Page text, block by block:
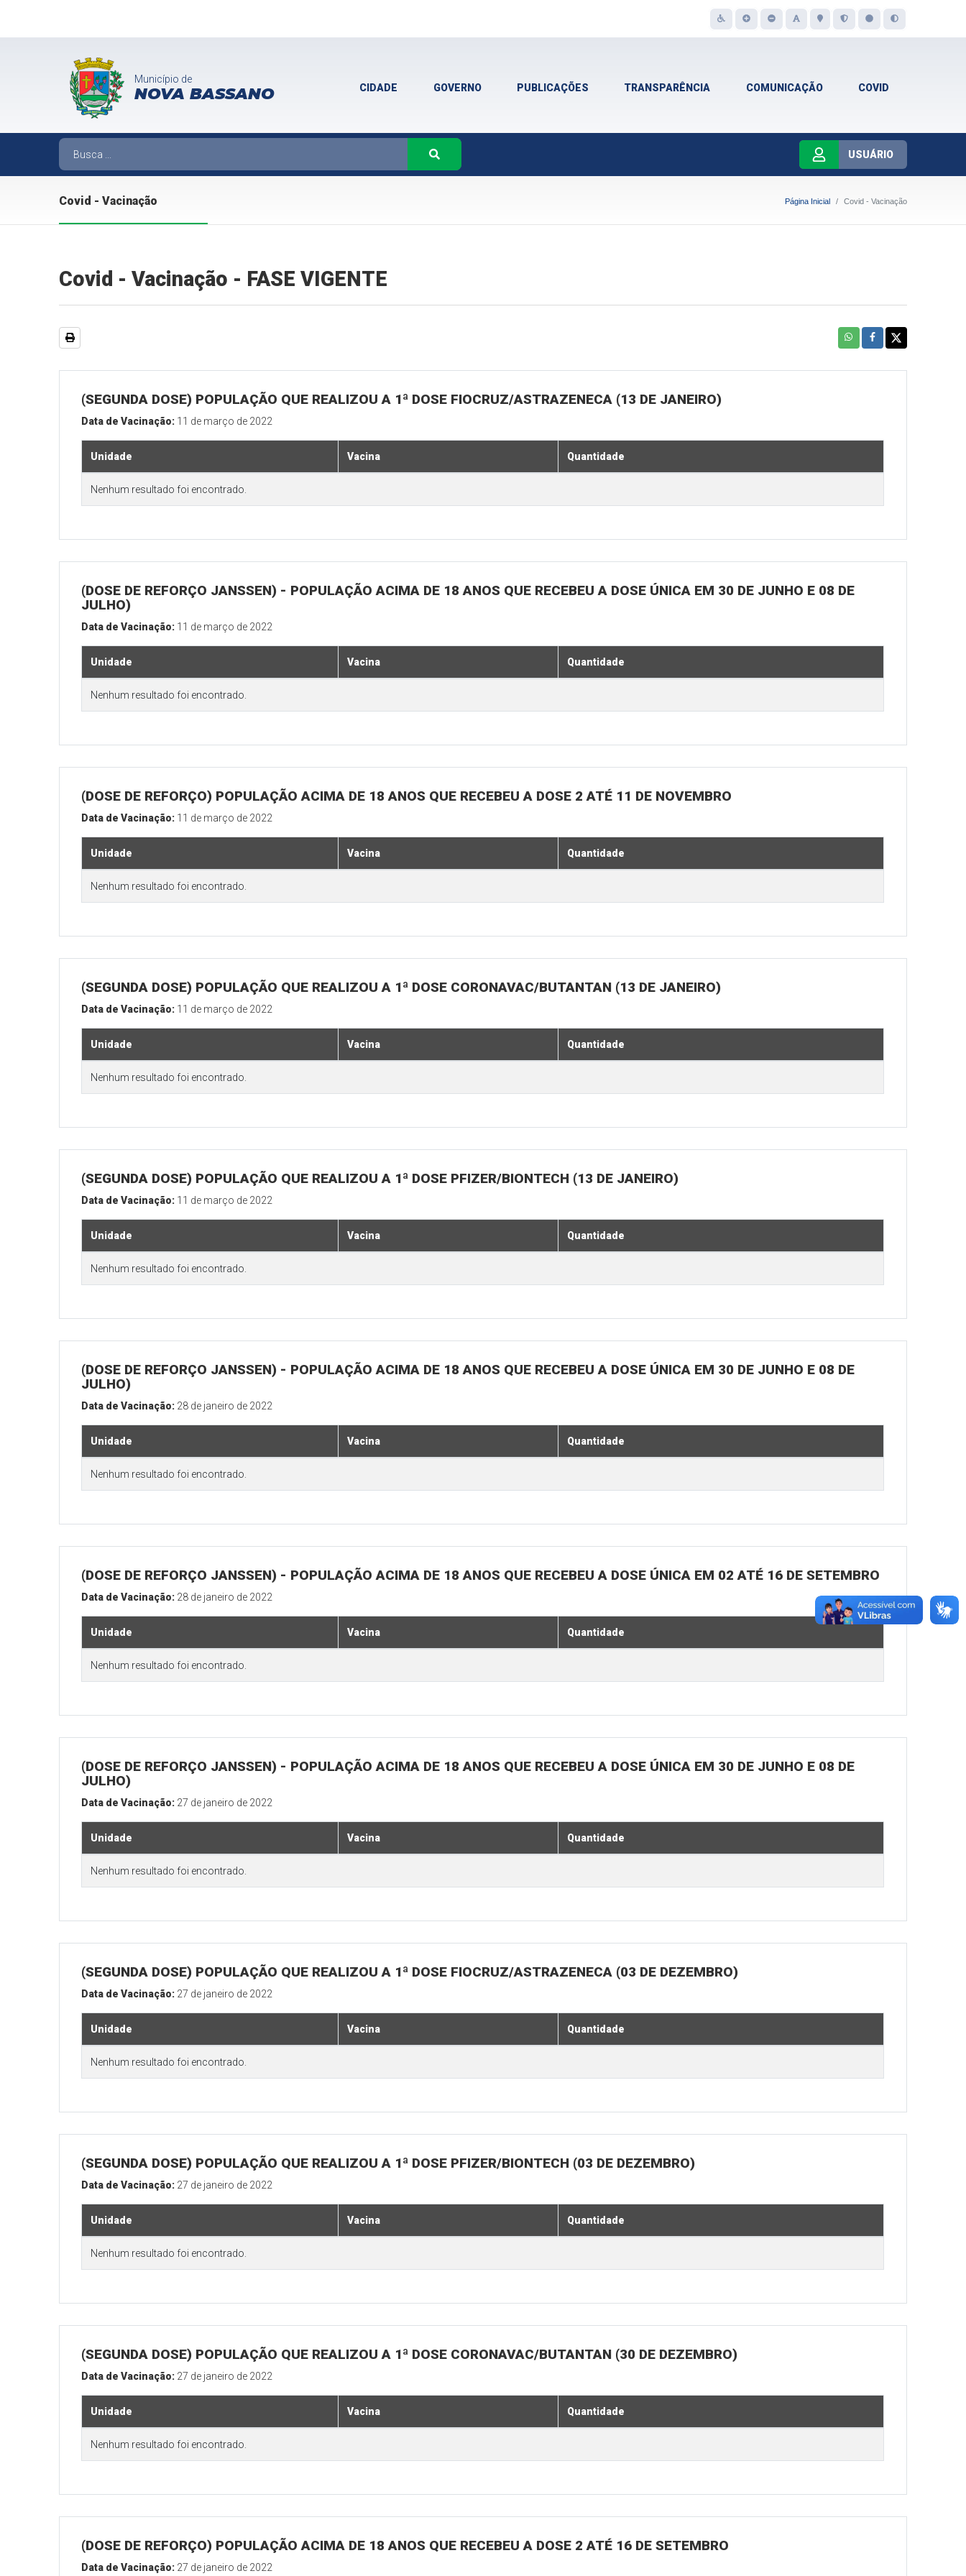
Município de
NOVA BASSANO CIDADE GOVERNO PUBLICAÇÕES TRANSPARÊNCIA COMUNICAÇÃO COVID
USUÁRIO
Covid - Vacinação Página Inicial Covid - Vacinação
Covid - Vacinação - FASE VIGENTE
(SEGUNDA DOSE) POPULAÇÃO QUE REALIZOU A 1ª DOSE FIOCRUZ/ASTRAZENECA (13 DE JANEIRO)
Data de Vacinação: 11 de março de 2022
Unidade Vacina Quantidade
Nenhum resultado foi encontrado.
(DOSE DE REFORÇO JANSSEN) - POPULAÇÃO ACIMA DE 18 ANOS QUE RECEBEU A DOSE ÚNICA EM 30 DE JUNHO E 08 DE
JULHO)
Data de Vacinação: 11 de março de 2022
Unidade Vacina Quantidade
Nenhum resultado foi encontrado.
(DOSE DE REFORÇO) POPULAÇÃO ACIMA DE 18 ANOS QUE RECEBEU A DOSE 2 ATÉ 11 DE NOVEMBRO
Data de Vacinação: 11 de março de 2022
Unidade Vacina Quantidade
Nenhum resultado foi encontrado.
(SEGUNDA DOSE) POPULAÇÃO QUE REALIZOU A 1ª DOSE CORONAVAC/BUTANTAN (13 DE JANEIRO)
Data de Vacinação: 11 de março de 2022
Unidade Vacina Quantidade
Nenhum resultado foi encontrado.
(SEGUNDA DOSE) POPULAÇÃO QUE REALIZOU A 1ª DOSE PFIZER/BIONTECH (13 DE JANEIRO)
Data de Vacinação: 11 de março de 2022
Unidade Vacina Quantidade
Nenhum resultado foi encontrado.
(DOSE DE REFORÇO JANSSEN) - POPULAÇÃO ACIMA DE 18 ANOS QUE RECEBEU A DOSE ÚNICA EM 30 DE JUNHO E 08 DE
JULHO)
Data de Vacinação: 28 de janeiro de 2022
Unidade Vacina Quantidade
Nenhum resultado foi encontrado.
(DOSE DE REFORÇO JANSSEN) - POPULAÇÃO ACIMA DE 18 ANOS QUE RECEBEU A DOSE ÚNICA EM 02 ATÉ 16 DE SETEMBRO
Data de Vacinação: 28 de janeiro de 2022
Unidade Vacina Quantidade
Nenhum resultado foi encontrado.
(DOSE DE REFORÇO JANSSEN) - POPULAÇÃO ACIMA DE 18 ANOS QUE RECEBEU A DOSE ÚNICA EM 30 DE JUNHO E 08 DE
JULHO)
Data de Vacinação: 27 de janeiro de 2022
Unidade Vacina Quantidade
Nenhum resultado foi encontrado.
(SEGUNDA DOSE) POPULAÇÃO QUE REALIZOU A 1ª DOSE FIOCRUZ/ASTRAZENECA (03 DE DEZEMBRO)
Data de Vacinação: 27 de janeiro de 2022
Unidade Vacina Quantidade
Nenhum resultado foi encontrado.
(SEGUNDA DOSE) POPULAÇÃO QUE REALIZOU A 1ª DOSE PFIZER/BIONTECH (03 DE DEZEMBRO)
Data de Vacinação: 27 de janeiro de 2022
Unidade Vacina Quantidade
Nenhum resultado foi encontrado.
(SEGUNDA DOSE) POPULAÇÃO QUE REALIZOU A 1ª DOSE CORONAVAC/BUTANTAN (30 DE DEZEMBRO)
Data de Vacinação: 27 de janeiro de 2022
Unidade Vacina Quantidade
Nenhum resultado foi encontrado.
(DOSE DE REFORÇO) POPULAÇÃO ACIMA DE 18 ANOS QUE RECEBEU A DOSE 2 ATÉ 16 DE SETEMBRO
Data de Vacinação: 27 de janeiro de 2022